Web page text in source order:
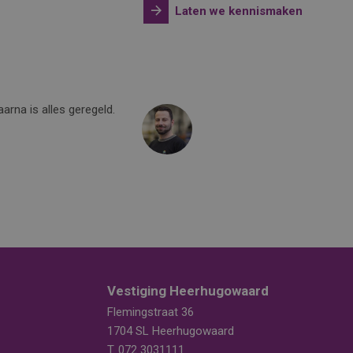
Laten we kennismaken
is alles geregeld.
Vestiging Heerhugowaard
Flemingstraat 36
1704 SL Heerhugowaard
T. 072 3031111